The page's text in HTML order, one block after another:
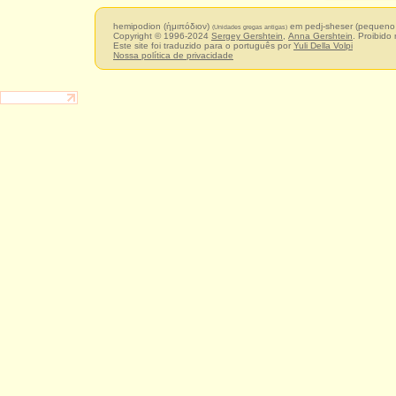
hemipodion (ἡμιπόδιον) (Unidades gregas antigas) em pedj-sheser
Copyright © 1996-2024 Sergey Gershtein Anna Gershtein .
Este site foi traduzido para o português por Yuli Della Volpi
Nossa política de privacidade